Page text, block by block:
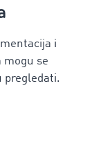
i
mogu se
pregledati.